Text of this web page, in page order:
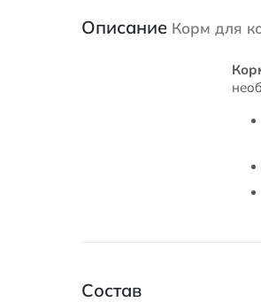
Описание Корм для
Состав